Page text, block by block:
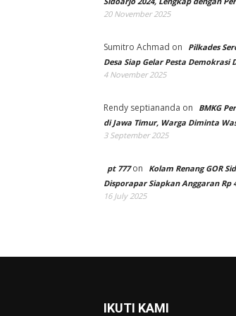
20 November 2025
Sumitro Achmad on
Pilkades
Desa Siap Gelar Pesta Demokrasi
4 November 2025
Rendy septiananda on
BMKG
di Jawa Timur, Warga Diminta
3 September 2025
pt 777on
Kolam Renang GOR
Disporapar Siapkan Anggaran Rp
16 July 2025
IKUTI KAMI